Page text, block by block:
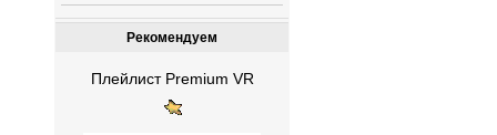
Рекомендуем
Плейлист Premium VR